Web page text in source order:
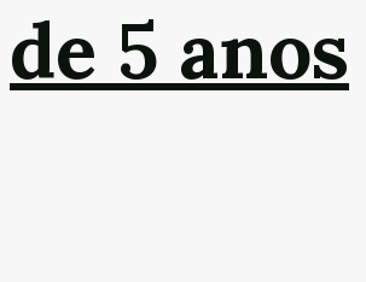
de 5 anos